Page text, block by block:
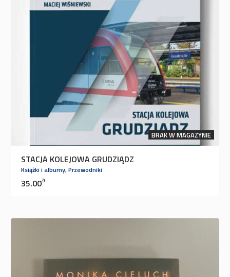
BRAK W MAGAZYNIE
STACJA KOLEJOWA GRUDZIĄDZ
Książki i albumy,Przewodniki
35.00ZŁ